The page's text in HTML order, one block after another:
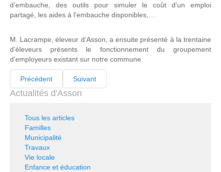
d’embauche, des outils pour simuler le coût d’un emploi
partagé, les aides à l’embauche disponibles,…
M. Lacrampe, éleveur d’Asson, a ensuite présenté à la trentaine
d’éleveurs présents le fonctionnement du groupement
d’employeurs existant sur notre commune.
Précédent Suivant
Actualités d'Asson
Tous les articles
Familles
Municipalité
Travaux
Vie locale
Enfance et éducation